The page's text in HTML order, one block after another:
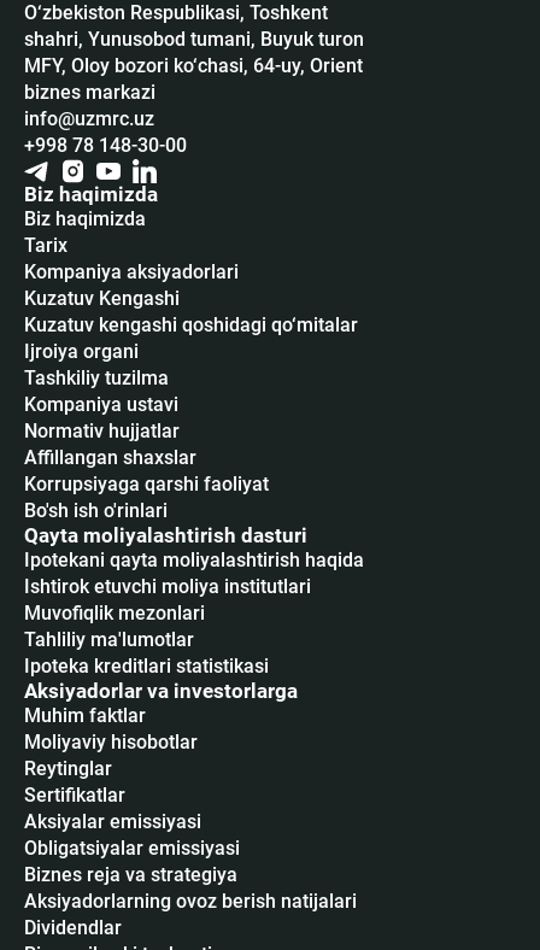
O‘zbekiston Respublikasi, Toshkent
shahri, Yunusobod tumani, Buyuk turon
MFY, Oloy bozori ko‘chasi, 64-uy, Orient
biznes markazi
info@uzmrc.uz
+998 78 148-30-00
Biz haqimizda
Biz haqimizda
Tarix
Kompaniya aksiyadorlari
Kuzatuv Kengashi
Kuzatuv kengashi qoshidagi qo‘mitalar
Ijroiya organi
Tashkiliy tuzilma
Kompaniya ustavi
Normativ hujjatlar
Affillangan shaxslar
Korrupsiyaga qarshi faoliyat
Bo'sh ish o'rinlari
Qayta moliyalashtirish dasturi
Ipotekani qayta moliyalashtirish haqida
Ishtirok etuvchi moliya institutlari
Muvofiqlik mezonlari
Tahliliy ma'lumotlar
Ipoteka kreditlari statistikasi
Aksiyadorlar va investorlarga
Muhim faktlar
Moliyaviy hisobotlar
Reytinglar
Sertifikatlar
Аksiyalar emissiyasi
Obligatsiyalar emissiyasi
Biznes reja va strategiya
Aksiyadorlarning ovoz berish natijalari
Dividendlar